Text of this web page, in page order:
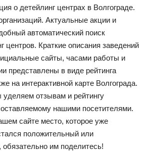
о детейлинг центрах в Волгограде.
Актуальные акции и
автоматический поиск
центров. Краткие описания заведений
сайты, часами работы и
представлены в виде рейтинга
на интерактивной карте Волгограда.
отзывам и рейтингу
нашими посетителями.
сайте место, которое уже
положительный или
им поделитесь!